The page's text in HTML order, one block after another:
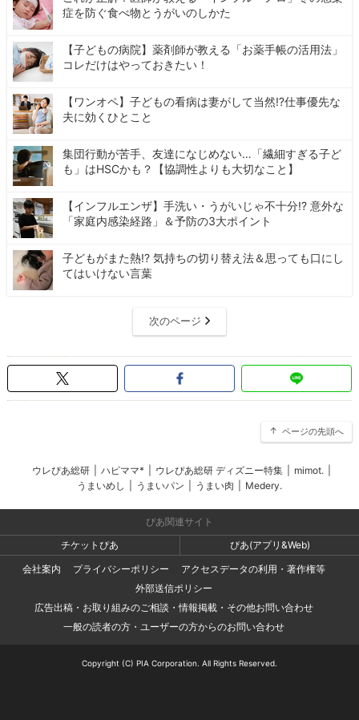
症を防ぐ食べ物とうがいのしかた
【子どもの病院】薬剤師が教える「お薬手帳の活用法」
コレだけはやっておきたい！
【ワンオペ】子どもの看病は妻がして当然⁉仕事優先な
夫に効くひとこと
集団行動が苦手、友達になじめない…「繊細すぎる子ど
も」はHSCかも？【協調性よりも大切なこと】
【インフルエンザ】手洗い・うがいじゃ不十分!? 意外な
「家庭内感染経路」＆予防の3大ポイント
子どもがまた熱!? 気持ちの切り替え法＆思っても口にし
てはいけない言葉
次のページ
ページの先頭へ
ウレぴあ総研 ハピママ* ウレぴあ総研 ディズニー特集 mimot.
うまいめし
うまいパン うまい肉 Medery.
ぴあ関連サイト
チケットぴあ
ぴあ(アプリ&Web)
会社案内
プライバシーポリシー
アクセスデータの利用・著作権等
外部送信ポリシー
広告出稿・お取り組みのご相談・情報掲載・その他お問い合わせ
一般の読者の方・ユーザーの方からのお問い合わせ
Copyright (C) PIA Corporation. All Rights Reserved.